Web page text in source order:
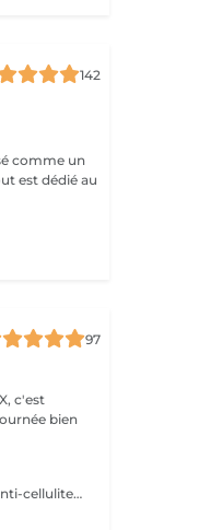
142
comme un
est dédié au
97
bien
Say goodbye to stubborn cellulite with our powerful anti-cellulite massage! This intensive treatment uses firm, targeted techniques to stimulate circulation, break down fat deposits, and smooth the skin's texture. By enhancing lymphatic flow and increasing metabolism, it visibly reduces the appearance of dimples and improves overall skin tone. Ideal as part of a body contouring plan. Age restrictions: recommended to do from 16 years. Post procedure recommendations: do not do sport and any sharp movements for 2-3 hours after the procedure. Frequency: 2-3 times per week, 10 times in total. Repeat once in 3-6 months.